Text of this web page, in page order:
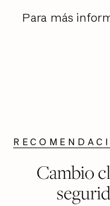
Para más
Cambio